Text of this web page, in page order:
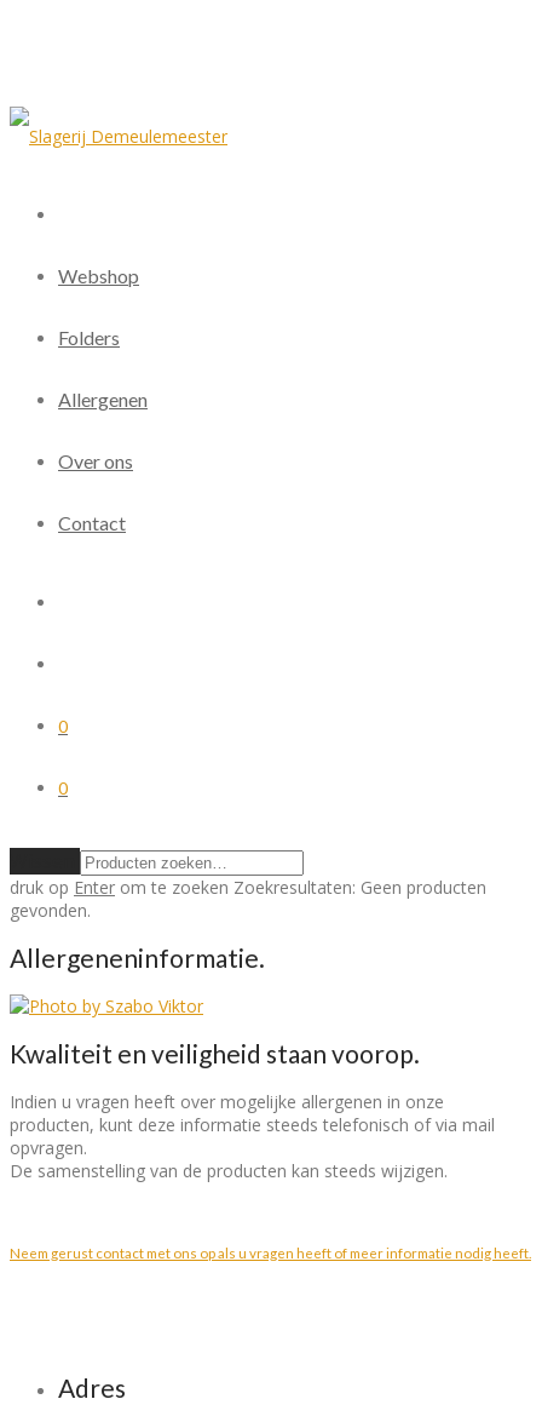
Webshop
Folders
Allergenen
Over ons
Contact
0
0
druk op Enter om te zoeken Zoekresultaten: Geen producten
gevonden.
Allergeneninformatie.
Kwaliteit en veiligheid staan voorop.
Indien u vragen heeft over mogelijke allergenen in onze
producten, kunt deze informatie steeds telefonisch of via mail
opvragen.
De samenstelling van de producten kan steeds wijzigen.
Neem gerust contact met ons op als u vragen heeft of meer informatie nodig heeft.
Adres